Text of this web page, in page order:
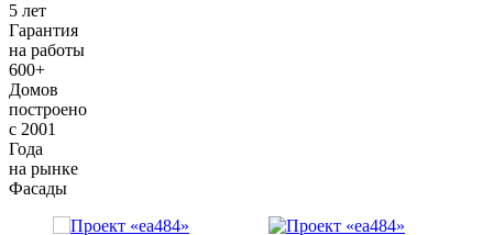
5 лет
Гарантия
на работы
600+
Домов
построено
с 2001
Года
на рынке
Фасады